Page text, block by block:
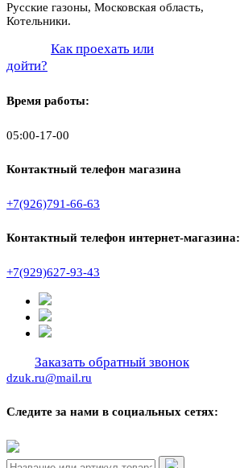
Русские газоны, Московская область,
Котельники.
Как проехать или
дойти?
Время работы:
05:00-17-00
Контактный телефон магазина
+7(926)791-66-63
Контактный телефон интернет-магазина:
+7(929)627-93-43
Заказать обратный звонок
dzuk.ru@mail.ru
Следите за нами в социальных сетях: